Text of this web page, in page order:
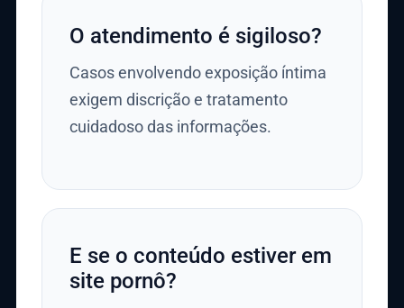
O atendimento é sigiloso?
Casos envolvendo exposição íntima
exigem discrição e tratamento
cuidadoso das informações.
E se o conteúdo estiver em
site pornô?